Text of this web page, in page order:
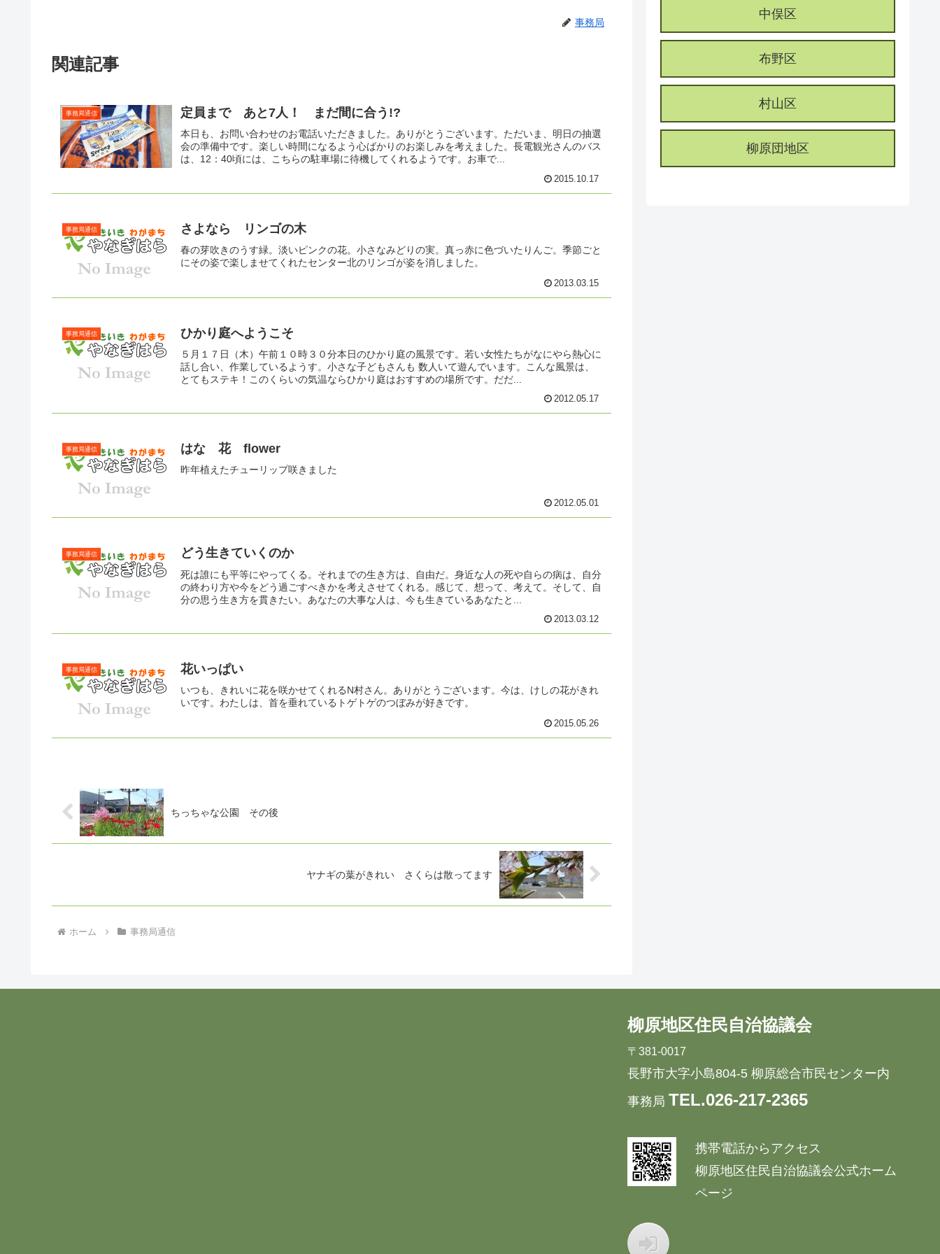
事務局
関連記事
事務局通信 定員まで あと7人！ まだ間に合う!?
本日も、お問い合わせのお電話いただきました。ありがとうございます。ただいま、明日の抽選
会の準備中です。楽しい時間になるよう心ばかりのお楽しみを考えました。長電観光さんのバス
は、12：40頃には、こちらの駐車場に待機してくれるようです。お車で...
2015.10.17
事務局通信 さよなら リンゴの木
春の芽吹きのうす緑。淡いピンクの花。小さなみどりの実。真っ赤に色づいたりんご。季節ごと
にその姿で楽しませてくれたセンター北のリンゴが姿を消しました。
2013.03.15
事務局通信 ひかり庭へようこそ
５月１７日（木）午前１０時３０分本日のひかり庭の風景です。若い女性たちがなにやら熱心に
話し合い、作業しているようす。小さな子どもさんも 数人いて遊んでいます。こんな風景は、
とてもステキ！このくらいの気温ならひかり庭はおすすめの場所です。だだ...
2012.05.17
事務局通信 はな 花 flower
昨年植えたチューリップ咲きました
2012.05.01
事務局通信 どう生きていくのか
死は誰にも平等にやってくる。それまでの生き方は、自由だ。身近な人の死や自らの病は、自分
の終わり方や今をどう過ごすべきかを考えさせてくれる。感じて、想って、考えて。そして、自
分の思う生き方を貫きたい。あなたの大事な人は、今も生きているあなたと...
2013.03.12
事務局通信 花いっぱい
いつも、きれいに花を咲かせてくれるN村さん。ありがとうございます。今は、けしの花がきれ
いです。わたしは、首を垂れているトゲトゲのつぼみが好きです。
2015.05.26
ちっちゃな公園 その後
ヤナギの葉がきれい さくらは散ってます
ホーム 事務局通信
中俣区
布野区
村山区
柳原団地区
柳原地区住民自治協議会
〒381-0017
長野市大字小島804-5 柳原総合市民センター内
事務局 TEL.026-217-2365
携帯電話からアクセス
柳原地区住民自治協議会公式ホーム
ページ